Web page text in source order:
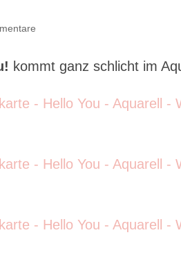
kommt ganz schlicht im